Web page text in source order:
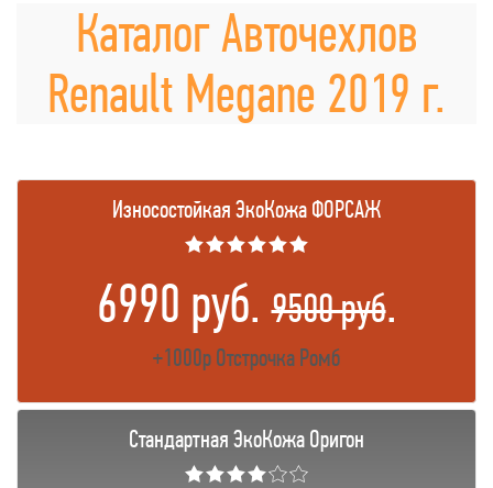
Каталог Авточехлов
Renault Megane 2019 г.
Износостойкая ЭкоКожа ФОРСАЖ
★★★★★★
6990 руб.9500 руб.
+1000р Отстрочка Ромб
Стандартная ЭкоКожа Оригон
★★★★☆☆